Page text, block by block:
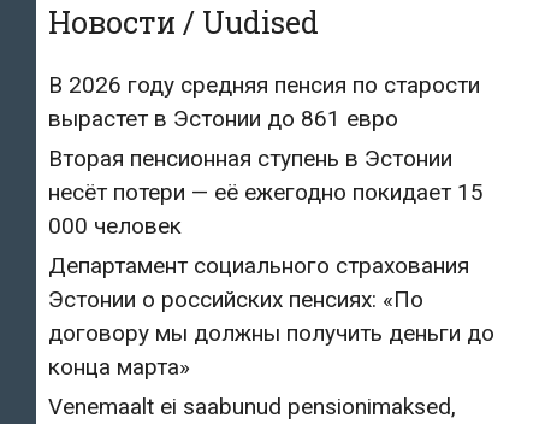
Новости / Uudised
В 2026 году средняя пенсия по старости
вырастет в Эстонии до 861 евро
Вторая пенсионная ступень в Эстонии
несёт потери — её ежегодно покидает 15
000 человек
Департамент социального страхования
Эстонии о российских пенсиях: «По
договору мы должны получить деньги до
конца марта»
Venemaalt ei saabunud pensionimaksed,